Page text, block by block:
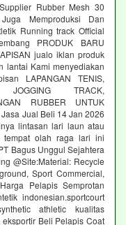
Rubber Mesh 30
Memproduksi Dan
Running track Official
PRODUK BARU
jualo iklan produk
lantai Kami menyediakan
LAPANGAN TENIS,
TRACK,
RUBBER UNTUK
Jual Beli 14 Jan 2026
lintasan lari laun atau
tempat olah raga lari ini
Bagus Unggul Sejahtera
@Site:Material: Recycle
Sport Commercial,
Pelapis Semprotan
indonesian.sportcourt
athletic kualitas
Beli Pelapis Coat